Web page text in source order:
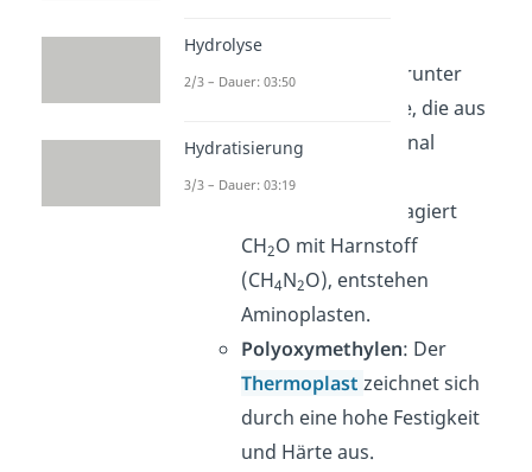
beispielsweise:
Phenoplasten
: Darunter
verstehst du Harze, die aus
Phenol und Methanal
aufgebaut sind.
: Reagiert
CH2O mit Harnstoff
(CH4N2O), entstehen
Aminoplasten.
Polyoxymethylen: Der
Thermoplastzeichnet sich
durch eine hohe Festigkeit
und Härte aus.
Hydrolyse
2/3 – Dauer: 03:50
Hydratisierung
3/3 – Dauer: 03:19